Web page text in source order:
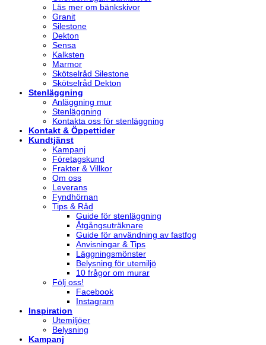
Läs mer om bänkskivor
Granit
Silestone
Dekton
Sensa
Kalksten
Marmor
Skötselråd Silestone
Skötselråd Dekton
Stenläggning
Anläggning mur
Stenläggning
Kontakta oss för stenläggning
Kontakt & Öppettider
Kundtjänst
Kampanj
Företagskund
Frakter & Villkor
Om oss
Leverans
Fyndhörnan
Tips & Råd
Guide för stenläggning
Åtgångsuträknare
Guide för användning av fastfog
Anvisningar & Tips
Läggningsmönster
Belysning för utemiljö
10 frågor om murar
Följ oss!
Facebook
Instagram
Inspiration
Utemiljöer
Belysning
Kampanj